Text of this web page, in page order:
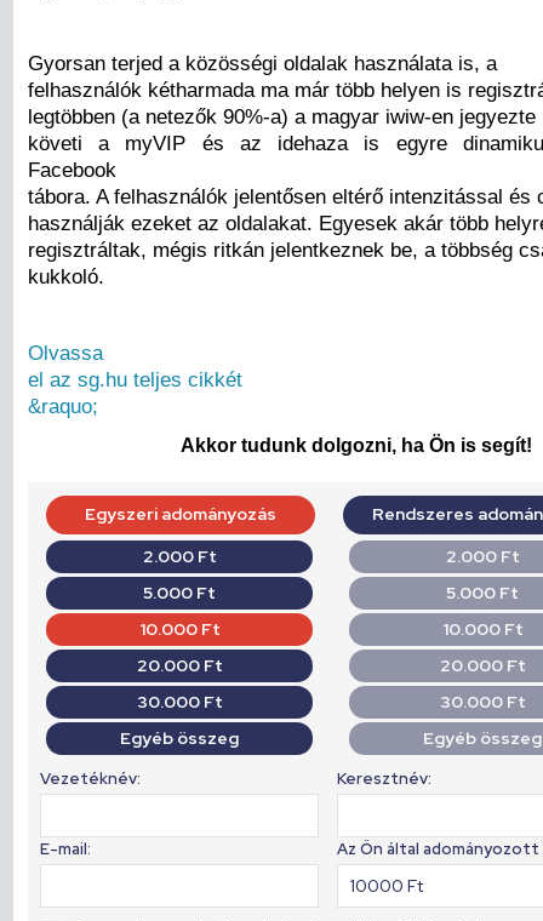
Gyorsan terjed a közösségi oldalak használata is, a
felhasználók kétharmada ma már több helyen is
legtöbben (a netezők 90%-a) a magyar iwiw-en
követi a myVIP és az idehaza is egyre
Facebook
tábora. A felhasználók jelentősen eltérő intenzitással és
használják ezeket az oldalakat. Egyesek akár több
regisztráltak, mégis ritkán jelentkeznek be, a többség
kukkoló.
Olvassa
el az sg.hu teljes cikkét
&raquo;
Akkor tudunk dolgozni, ha Ön is segít!